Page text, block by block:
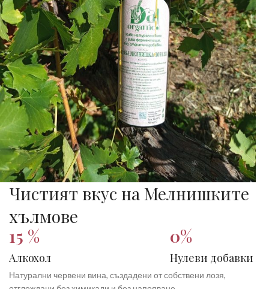
Чистият вкус на Мелнишките
хълмове
15 %
Алкохол
0%
Нулеви добавки
Натурални червени вина, създадени от собствени лозя,